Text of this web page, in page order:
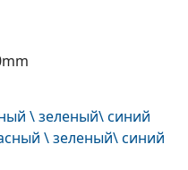
\ зеленый\ синий